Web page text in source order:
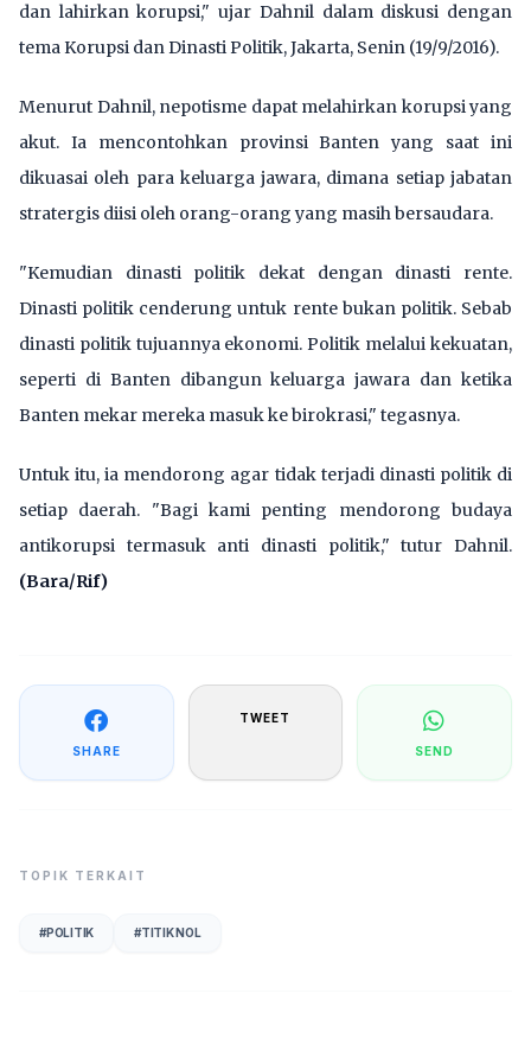
dan lahirkan korupsi," ujar Dahnil dalam diskusi dengan
tema Korupsi dan Dinasti Politik, Jakarta, Senin (19/9/2016).
Menurut Dahnil, nepotisme dapat melahirkan korupsi yang
akut. Ia mencontohkan provinsi Banten yang saat ini
dikuasai oleh para keluarga jawara, dimana setiap jabatan
stratergis diisi oleh orang-orang yang masih bersaudara.
"Kemudian dinasti politik dekat dengan dinasti rente.
Dinasti politik cenderung untuk rente bukan politik. Sebab
dinasti politik tujuannya ekonomi. Politik melalui kekuatan,
seperti di Banten dibangun keluarga jawara dan ketika
Banten mekar mereka masuk ke birokrasi," tegasnya.
Untuk itu, ia mendorong agar tidak terjadi dinasti politik di
setiap daerah. "Bagi kami penting mendorong budaya
antikorupsi termasuk anti dinasti politik," tutur Dahnil.
(Bara/Rif)
SHARE
TWEET
SEND
TOPIK TERKAIT
#POLITIK #TITIK NOL